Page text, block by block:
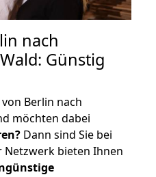
nach
Günstig
Berlin nach
möchten dabei
Dann sind Sie bei
Netzwerk bieten Ihnen